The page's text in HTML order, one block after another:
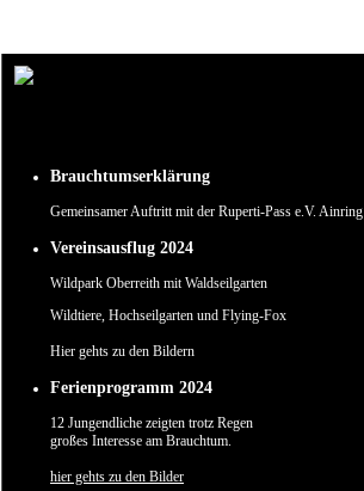
Brauchtumserklärung
Gemeinsamer Auftritt mit der Ruperti-Pass e.V. Ainring
Vereinsausflug 2024
Wildpark Oberreith mit Waldseilgarten
Wildtiere, Hochseilgarten und Flying-Fox
Hier gehts zu den Bildern
Ferienprogramm 2024
12 Jungendliche zeigten trotz Regen
großes Interesse am Brauchtum.
hier gehts zu den Bilder